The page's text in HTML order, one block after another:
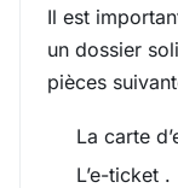
Il est
un dossier
pièces
La carte
L’e-ticket .